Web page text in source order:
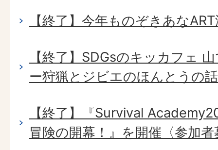
【終了】今年ものぞきあな
【終了】SDGsのキッカフェ
ー狩猟とジビエのほんとうの
【終了】『Survival
冒険の開幕！』を開催〈参加者